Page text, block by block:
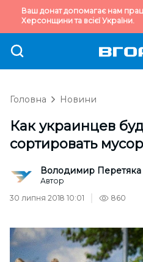
Ваш донат допомагає нам
Херсонщини та всієї України.
Головна Новини
Как украинцев
сортировать
Володимир Перетяка
Автор
30 липня 2018 10:01
860